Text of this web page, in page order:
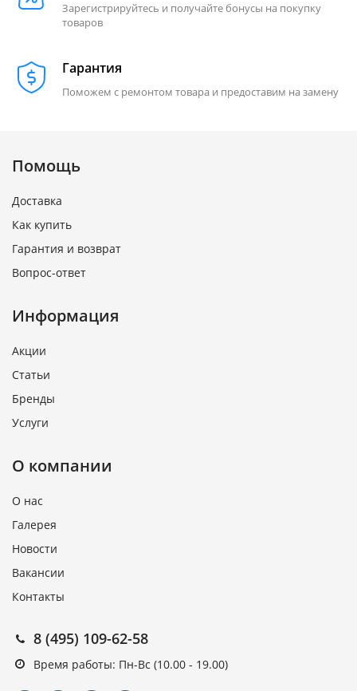
Зарегистрируйтесь и получайте бонусы на покупку
товаров
Гарантия
Поможем с ремонтом товара и предоставим на замену
Помощь
Доставка
Как купить
Гарантия и возврат
Вопрос-ответ
Информация
Акции
Статьи
Бренды
Услуги
О компании
О нас
Галерея
Новости
Вакансии
Контакты
8 (495) 109-62-58
Время работы: Пн-Вс (10.00 - 19.00)